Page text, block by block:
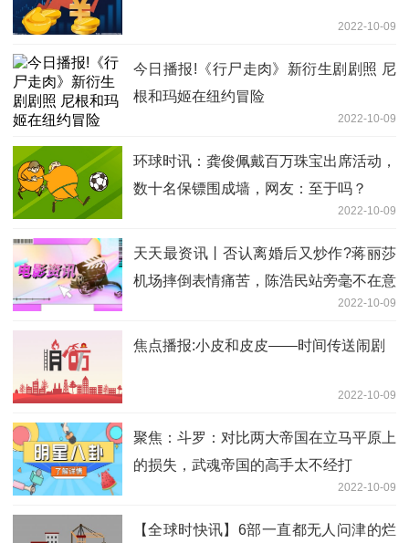
2022-10-09
今日播报!《行尸走肉》新衍生剧剧照 尼
根和玛姬在纽约冒险
2022-10-09
环球时讯：龚俊佩戴百万珠宝出席活动，
数十名保镖围成墙，网友：至于吗？
2022-10-09
天天最资讯丨否认离婚后又炒作?蒋丽莎
机场摔倒表情痛苦，陈浩民站旁毫不在意
2022-10-09
焦点播报:小皮和皮皮——时间传送闹剧
2022-10-09
聚焦：斗罗：对比两大帝国在立马平原上
的损失，武魂帝国的高手太不经打
2022-10-09
【全球时快讯】6部一直都无人问津的烂